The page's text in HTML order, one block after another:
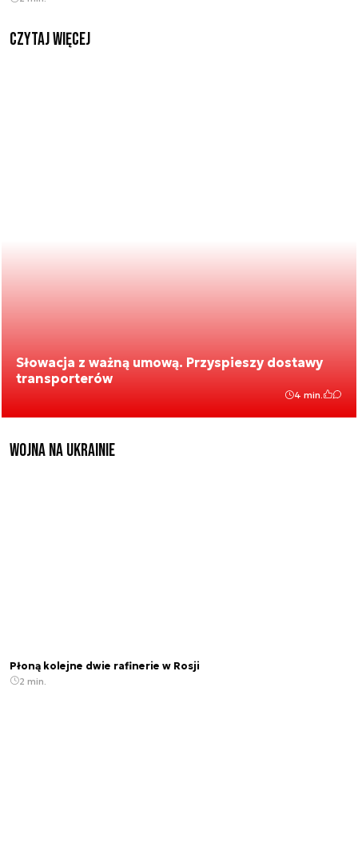
czytaj więcej
Słowacja z ważną umową. Przyspieszy dostawy
transporterów
4 min.
Wojna na Ukrainie
Płoną kolejne dwie rafinerie w Rosji
2 min.